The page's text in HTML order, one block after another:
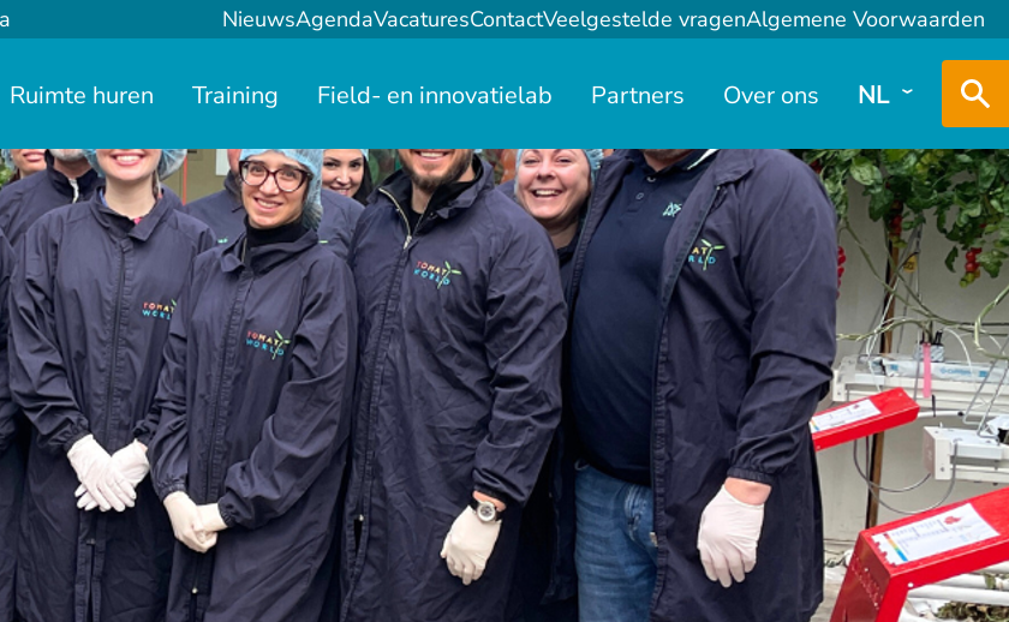
NieuwsAgendaVacaturesContactVeelgestelde vragenAlgemene Voorwaarden
Ruimte huren Training Field- en innovatielab Partners Over ons NL